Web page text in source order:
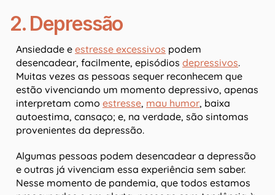
2. Depressão
Ansiedade e estresse excessivos podem
desencadear, facilmente, episódios depressivos.
Muitas vezes as pessoas sequer reconhecem que
estão vivenciando um momento depressivo, apenas
interpretam como estresse, mau humor, baixa
autoestima, cansaço; e, na verdade, são sintomas
provenientes da depressão.
Algumas pessoas podem desencadear a depressão
e outras já vivenciam essa experiência sem saber.
Nesse momento de pandemia, que todos estamos